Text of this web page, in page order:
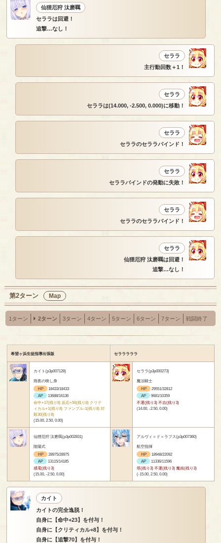
仙狸厄狩 汰磨羈
セララは回避！
追撃…なし！
セララ
主行動回数＋1！
セララ
セララは(14.000, -2.500, 0.000)に移動！
セララ
セララのセララバインド！
セララ
セララバインドの発動に失敗！
セララ
セララのセララバインド！
セララ
仙狸厄狩 汰磨羈は回避！
追撃…なし！
第2ターン Map
1ターン 2ターン 3ターン 4ターン 5ターン 6ターン 7ターン 戦闘終了
希望ヶ浜生徒指導出張版 セラララララ
カイト(p3p007128)
雨夜の映し身
HP
18433/18433
AP
13688/16136
命中+17(残り8) 反応+50(残り8) クリテ
ィカル+1(残り8) ファンブル-1(残り8) 封
殺30(残り8)
(15.00, 2.50, 0.00)
セララ(p3p000273)
魔法騎士
HP
29551/32812
AP
9681/10359
不運(残り3) 不吉(残り3)
(14.00, -2.50, 0.00)
仙狸厄狩 汰磨羈(p3p002831)
陰陽式
HP
28975/28975
AP
13115/14185
感電(残り3)
(15.00, -2.50, 0.00)
アルヴィ＝ド＝ラフス(p3p007360)
航空指揮
HP
18948/22092
AP
11336/11596
塔(残り3) 不運(残り3) 魔凶(残り3)
(-15.00, 2.50, 0.00)
カイト
カイトの完全逸脱！
自身に【命中+23】を付与！
自身に【クリティカル+8】を付与！
自身に【追撃70】を付与！